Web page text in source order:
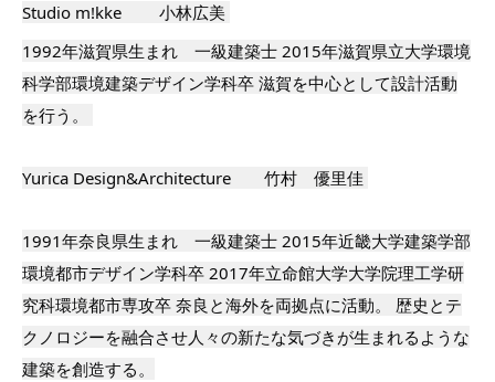
Studio m!kke 　　小林広美
1992年滋賀県生まれ　一級建築士 2015年滋賀県立大学環境
科学部環境建築デザイン学科卒 滋賀を中心として設計活動
を行う。
Yurica Design&Architecture　　竹村　優里佳
1991年奈良県生まれ　一級建築士 2015年近畿大学建築学部
環境都市デザイン学科卒 2017年立命館大学大学院理工学研
究科環境都市専攻卒 奈良と海外を両拠点に活動。 歴史とテ
クノロジーを融合させ人々の新たな気づきが生まれるような
建築を創造する。